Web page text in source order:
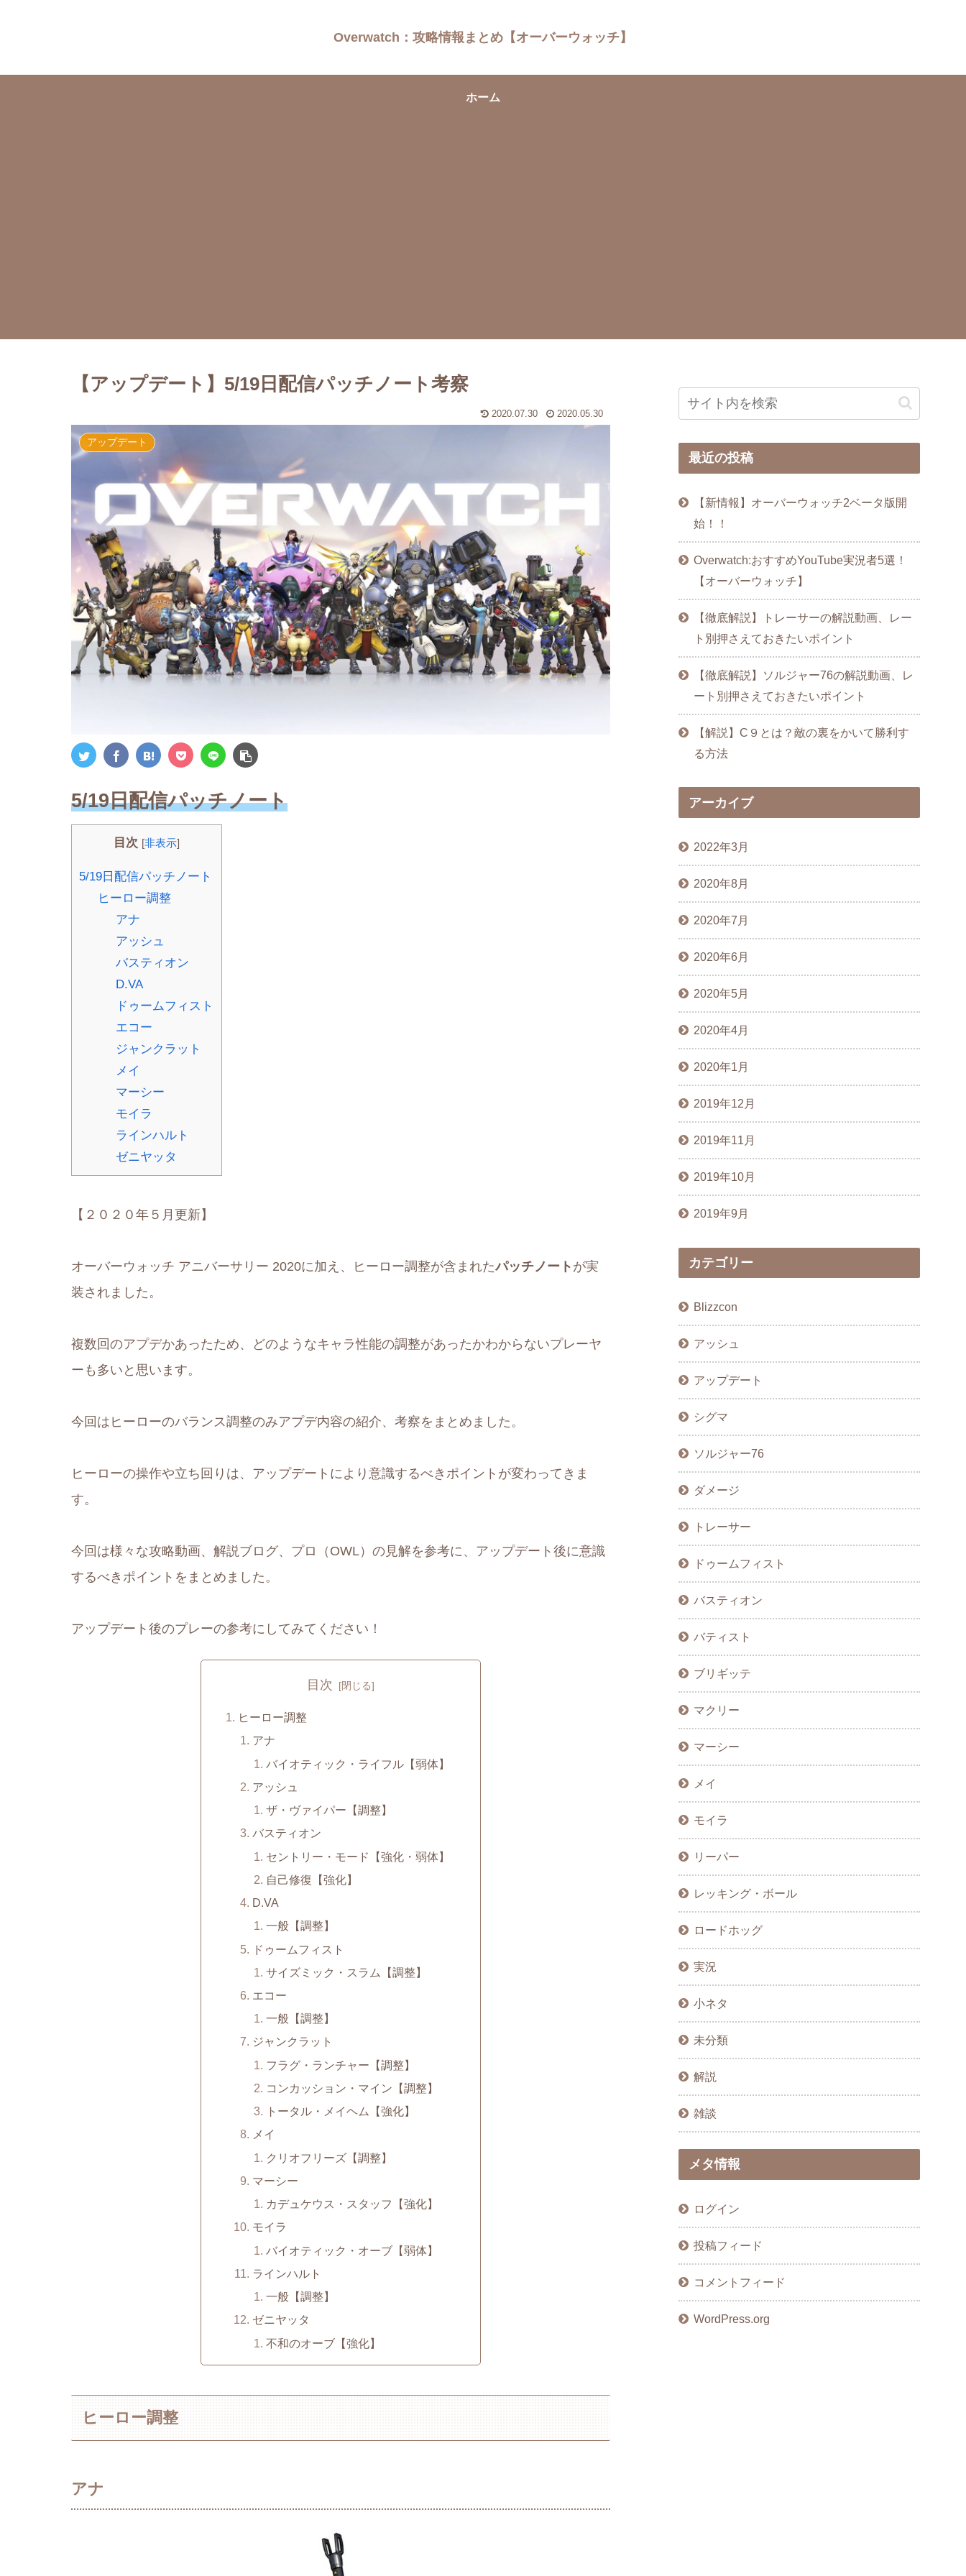
Overwatch：攻略情報まとめ【オーバーウォッチ】
ホーム
【アップデート】5/19日配信パッチノート考察
2020.07.30 2020.05.30
アップデート
5/19日配信パッチノート
目次 [非表示]
5/19日配信パッチノート
ヒーロー調整
アナ
アッシュ
バスティオン
D.VA
ドゥームフィスト
エコー
ジャンクラット
メイ
マーシー
モイラ
ラインハルト
ゼニヤッタ
【２０２０年５月更新】
オーバーウォッチ アニバーサリー 2020に加え、ヒーロー調整が含まれたパッチノート が実
装されました。
複数回のアプデかあったため、どのようなキャラ性能の調整があったかわからないプレーヤ
ーも多いと思います。
今回はヒーローのバランス調整のみアプデ内容の紹介、考察をまとめました。
ヒーローの操作や立ち回りは、アップデートにより意識するべきポイントが変わってきま
す。
今回は様々な攻略動画、解説ブログ、プロ（OWL）の見解を参考に、アップデート後に意識
するべきポイントをまとめました。
アップデート後のプレーの参考にしてみてください！
目次
ヒーロー調整
アナ
バイオティック・ライフル【弱体】
アッシュ
ザ・ヴァイパー【調整】
バスティオン
セントリー・モード【強化・弱体】
自己修復【強化】
D.VA
一般【調整】
ドゥームフィスト
サイズミック・スラム【調整】
エコー
一般【調整】
ジャンクラット
フラグ・ランチャー【調整】
コンカッション・マイン【調整】
トータル・メイヘム【強化】
メイ
クリオフリーズ【調整】
マーシー
カデュケウス・スタッフ【強化】
モイラ
バイオティック・オーブ【弱体】
ラインハルト
一般【調整】
ゼニヤッタ
不和のオーブ【強化】
ヒーロー調整
アナ
最近の投稿
【新情報】オーバーウォッチ2ベータ版開
始！！
Overwatch:おすすめYouTube実況者5選！
【オーバーウォッチ】
【徹底解説】トレーサーの解説動画、レー
ト別押さえておきたいポイント
【徹底解説】ソルジャー76の解説動画、レ
ート別押さえておきたいポイント
【解説】C９とは？敵の裏をかいて勝利す
る方法
アーカイブ
2022年3月
2020年8月
2020年7月
2020年6月
2020年5月
2020年4月
2020年1月
2019年12月
2019年11月
2019年10月
2019年9月
カテゴリー
Blizzcon
アッシュ
アップデート
シグマ
ソルジャー76
ダメージ
トレーサー
ドゥームフィスト
バスティオン
バティスト
ブリギッテ
マクリー
マーシー
メイ
モイラ
リーパー
レッキング・ボール
ロードホッグ
実況
小ネタ
未分類
解説
雑談
メタ情報
ログイン
投稿フィード
コメントフィード
WordPress.org